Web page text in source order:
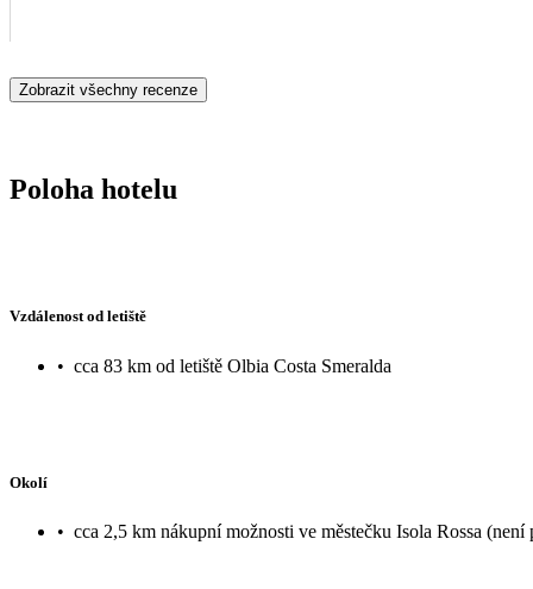
Zobrazit všechny recenze
Poloha hotelu
Vzdálenost od letiště
• cca 83 km od letiště Olbia Costa Smeralda
Okolí
• cca 2,5 km nákupní možnosti ve městečku Isola Rossa